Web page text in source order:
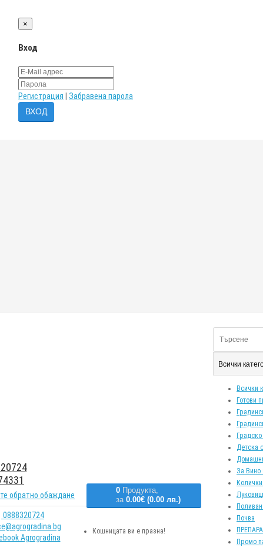
×
Вход
Регистрация Забравена парола
обратно обаждане
0888320724
Agrogradina
0 Продукта,
за 0.00€ (0.00 лв.)
Кошницата ви е празна!
Всички
Всички
Готови
Детска
За Вино
Почва
Промо